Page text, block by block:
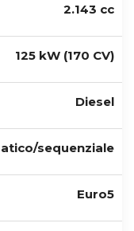
2.143 cc
125 kW (170 CV)
Diesel
sequenziale
Euro5